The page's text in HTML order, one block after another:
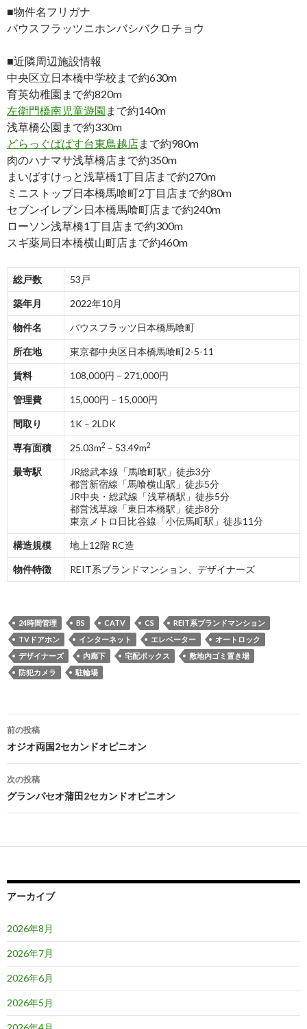
■物件名フリガナ
バウスフラッツニホンバシバクロチョウ
■近隣周辺施設情報
中央区立日本橋中学校まで約630m
育英幼稚園まで約820m
左衛門橋南児童遊園 まで約140m
浅草橋公園まで約330m
どらっぐぱぱす台東鳥越店まで約980m
肉のハナマサ浅草橋店まで約350m
まいばすけっと浅草橋1丁目店まで約270m
ミニストップ日本橋馬喰町2丁目店まで約80m
セブンイレブン日本橋馬喰町店まで約240m
ローソン浅草橋1丁目店まで約300m
スギ薬局日本橋横山町店まで約460m
総戸数 53戸
築年月 2022年10月
物件名 バウスフラッツ日本橋馬喰町
所在地 東京都中央区日本橋馬喰町2-5-11
賃料 108,000円 – 271,000円
管理費 15,000円 – 15,000円
間取り 1K – 2LDK
専有面積 25.03m2 – 53.49m2
最寄駅
JR総武本線「馬喰町駅」徒歩3分
都営新宿線「馬喰横山駅」徒歩5分
JR中央・総武線「浅草橋駅」徒歩5分
都営浅草線「東日本橋駅」徒歩8分
東京メトロ日比谷線「小伝馬町駅」徒歩11分
構造規模 地上12階 RC造
物件特徴 REIT系ブランドマンション、デザイナーズ
24時間管理 BS CATV CS
REIT系ブランドマンション
TVドアホン
インターネット エレベーター
オートロック
デザイナーズ
内廊下 宅配ボックス
敷地内ゴミ置き場
防犯カメラ
駐輪場
投
稿
ナ
ビ
ゲ
ー
ョ
前の投稿
オジオ両国2セカンドオピニオン
次の投稿
グランパセオ蒲田2セカンドオピニオン
アーカイブ
2026年8月
2026年7月
2026年6月
2026年5月